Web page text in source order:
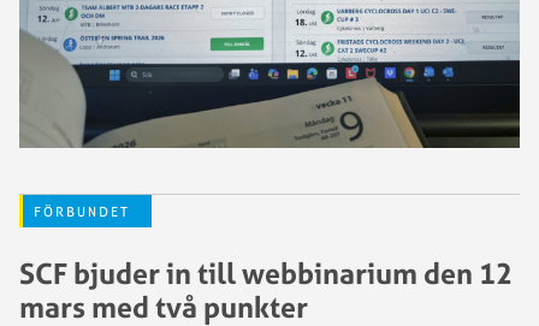
FÖRBUNDET
SCF bjuder in till webbinarium den 12
mars med två punkter